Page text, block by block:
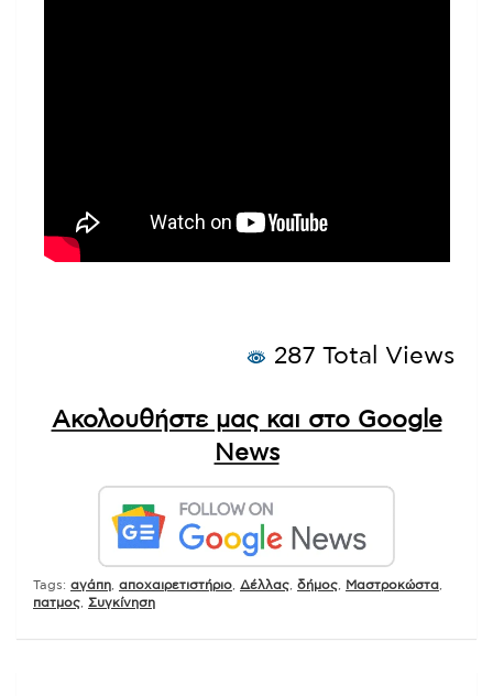
287 Total Views
Ακολουθήστε μας και στο Google
News
Tags: αγάπη αποχαιρετιστήριο Δέλλας δήμος Μαστροκώστα
πατμος
Συγκίνηση